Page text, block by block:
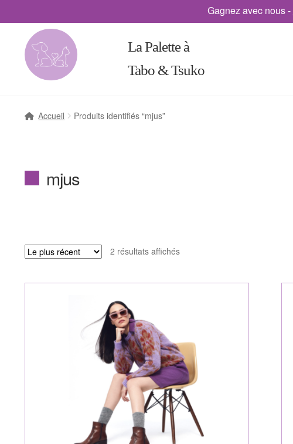
Gagnez avec nous -
La Palette à
Tabo & Tsuko
Accueil Produits identifiés “mjus”
mjus
2 résultats affichés